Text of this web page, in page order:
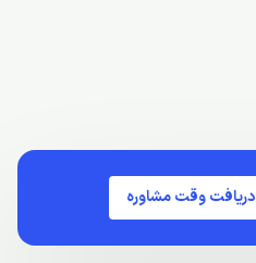
دریافت وقت مشاوره